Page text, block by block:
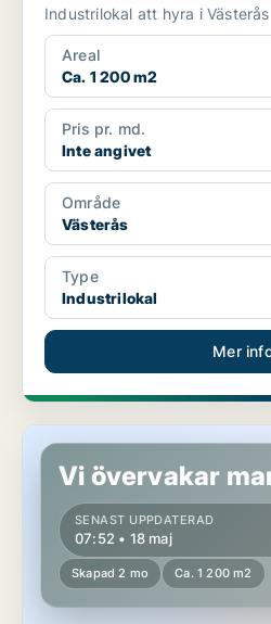
Industrilokal att hyra i Västerås
Areal
Ca. 1 200 m2
Pris pr. md.
Inte angivet
Område
Västerås
Type
Industrilokal
Mer
Industrilokal i Västerås
Vi övervakar
SENAST UPPDATERAD
07:52 • 18 maj
Skapad 2 mo Ca. 1 200 m2